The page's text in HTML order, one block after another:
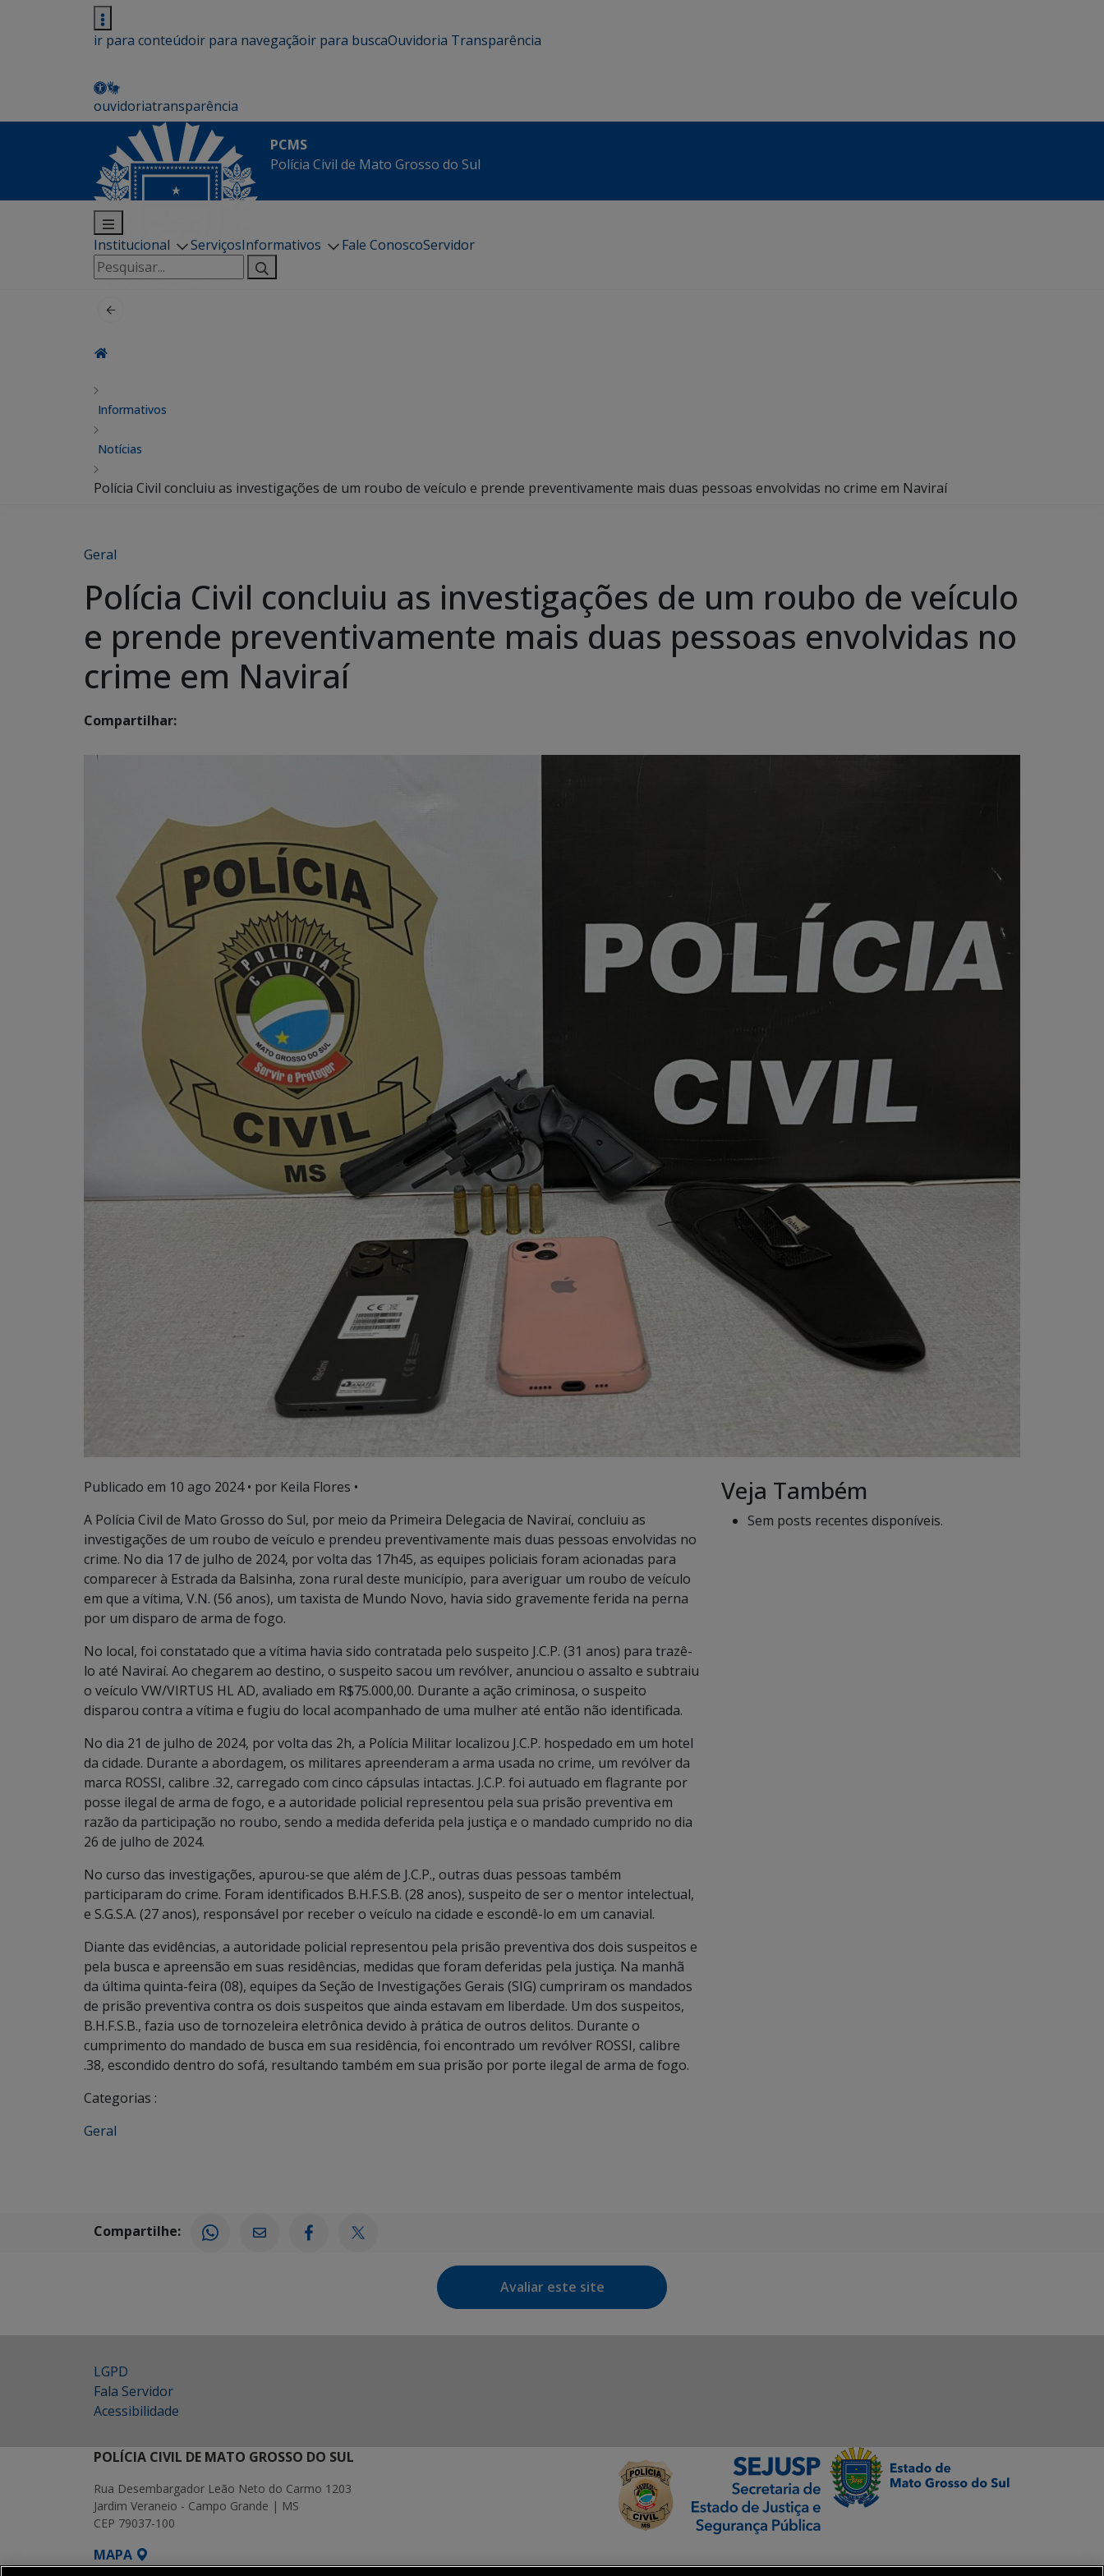
ir para conteúdoir para navegaçãoir para buscaOuvidoria Transparência
ouvidoriatransparência
PCMS
Polícia Civil de Mato Grosso do Sul
Institucional ServiçosInformativos Fale ConoscoServidor
Pesquisar
por:
Informativos
Notícias
Polícia Civil concluiu as investigações de um roubo de veículo e prende preventivamente mais duas pessoas envolvidas no crime em Naviraí
Geral
Polícia Civil concluiu as investigações de um roubo de veículo
e prende preventivamente mais duas pessoas envolvidas no
crime em Naviraí
Compartilhar:
Publicado em 10 ago 2024• por Keila Flores •
A Polícia Civil de Mato Grosso do Sul, por meio da Primeira Delegacia de Naviraí, concluiu as
investigações de um roubo de veículo e prendeu preventivamente mais duas pessoas envolvidas no
crime. No dia 17 de julho de 2024, por volta das 17h45, as equipes policiais foram acionadas para
comparecer à Estrada da Balsinha, zona rural deste município, para averiguar um roubo de veículo
em que a vítima, V.N. (56 anos), um taxista de Mundo Novo, havia sido gravemente ferida na perna
por um disparo de arma de fogo.
No local, foi constatado que a vítima havia sido contratada pelo suspeito J.C.P. (31 anos) para trazê-
lo até Naviraí. Ao chegarem ao destino, o suspeito sacou um revólver, anunciou o assalto e subtraiu
o veículo VW/VIRTUS HL AD, avaliado em R$75.000,00. Durante a ação criminosa, o suspeito
disparou contra a vítima e fugiu do local acompanhado de uma mulher até então não identificada.
No dia 21 de julho de 2024, por volta das 2h, a Polícia Militar localizou J.C.P. hospedado em um hotel
da cidade. Durante a abordagem, os militares apreenderam a arma usada no crime, um revólver da
marca ROSSI, calibre .32, carregado com cinco cápsulas intactas. J.C.P. foi autuado em flagrante por
posse ilegal de arma de fogo, e a autoridade policial representou pela sua prisão preventiva em
razão da participação no roubo, sendo a medida deferida pela justiça e o mandado cumprido no dia
26 de julho de 2024.
No curso das investigações, apurou-se que além de J.C.P., outras duas pessoas também
participaram do crime. Foram identificados B.H.F.S.B. (28 anos), suspeito de ser o mentor intelectual,
e S.G.S.A. (27 anos), responsável por receber o veículo na cidade e escondê-lo em um canavial.
Diante das evidências, a autoridade policial representou pela prisão preventiva dos dois suspeitos e
pela busca e apreensão em suas residências, medidas que foram deferidas pela justiça. Na manhã
da última quinta-feira (08), equipes da Seção de Investigações Gerais (SIG) cumpriram os mandados
de prisão preventiva contra os dois suspeitos que ainda estavam em liberdade. Um dos suspeitos,
B.H.F.S.B., fazia uso de tornozeleira eletrônica devido à prática de outros delitos. Durante o
cumprimento do mandado de busca em sua residência, foi encontrado um revólver ROSSI, calibre
.38, escondido dentro do sofá, resultando também em sua prisão por porte ilegal de arma de fogo.
Categorias :
Geral
Veja Também
Sem posts recentes disponíveis.
Compartilhe:
Avaliar este site
LGPD
Fala Servidor
Acessibilidade
POLÍCIA CIVIL DE MATO GROSSO DO SUL
Rua Desembargador Leão Neto do Carmo 1203
Jardim Veraneio - Campo Grande | MS
CEP 79037-100
MAPA